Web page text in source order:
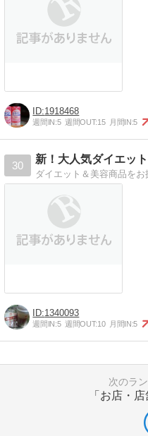
1918468
週間IN:5 週間OUT:15 月間IN:5
30
新！大人気ダイエッ
1340093
週間IN:5 週間OUT:10 月間IN:5
次のラ
「お店・店